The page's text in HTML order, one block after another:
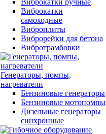
Виброкатки ручные
Виброкатки
самоходные
Виброплиты
Виброрейки для бетона
Вибротрамбовки
Генераторы, помпы,
нагреватели
Бензиновые генераторы
Бензиновые мотопомпы
Дизельные генераторы
синхронные